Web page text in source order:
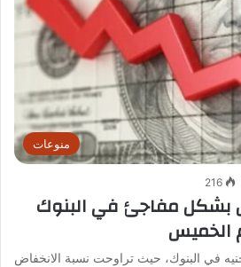
منوعات
216
بشكل مفاجئ في البنوك
الخميس
في البنوك، حيث تراوحت نسبة الانخفاض